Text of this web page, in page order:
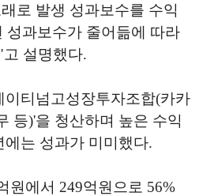
로 발생 성과보수를 수익
성과보수가 줄어듦에 따라
설명했다.
이티넘고성장투자조합(카카
등)'을 청산하며 높은 수익
는 성과가 미미했다.
원에서 249억원으로 56%